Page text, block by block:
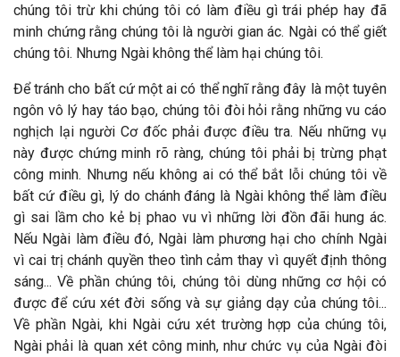
chúng tôi trừ khi chúng tôi có làm điều gì trái phép hay đã
minh chứng rằng chúng tôi là người gian ác. Ngài có thể giết
chúng tôi. Nhưng Ngài không thể làm hại chúng tôi.
Để tránh cho bất cứ một ai có thể nghĩ rằng đây là một tuyên
ngôn vô lý hay táo bạo, chúng tôi đòi hỏi rằng những vu cáo
nghịch lại người Cơ đốc phải được điều tra. Nếu những vụ
này được chứng minh rõ ràng, chúng tôi phải bị trừng phạt
công minh. Nhưng nếu không ai có thể bắt lỗi chúng tôi về
bất cứ điều gì, lý do chánh đáng là Ngài không thể làm điều
gì sai lầm cho kẻ bị phao vu vì những lời đồn đãi hung ác.
Nếu Ngài làm điều đó, Ngài làm phương hại cho chính Ngài
vì cai trị chánh quyền theo tình cảm thay vì quyết định thông
sáng... Về phần chúng tôi, chúng tôi dùng những cơ hội có
được để cứu xét đời sống và sự giảng dạy của chúng tôi...
Về phần Ngài, khi Ngài cứu xét trường hợp của chúng tôi,
Ngài phải là quan xét công minh, như chức vụ của Ngài đòi